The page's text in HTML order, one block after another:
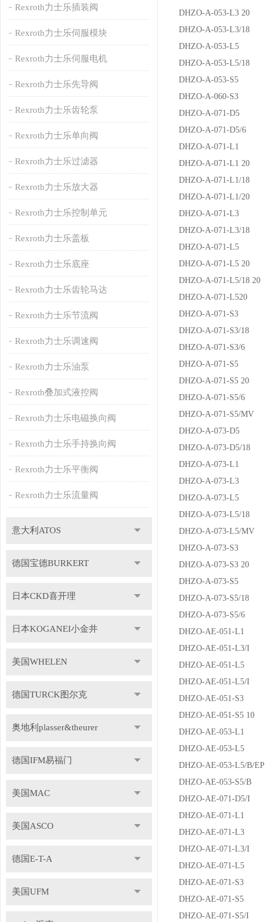
Rexroth力士乐插装阀
Rexroth力士乐伺服模块
Rexroth力士乐伺服电机
Rexroth力士乐先导阀
Rexroth力士乐齿轮泵
Rexroth力士乐单向阀
Rexroth力士乐过滤器
Rexroth力士乐放大器
Rexroth力士乐控制单元
Rexroth力士乐盖板
Rexroth力士乐底座
Rexroth力士乐齿轮马达
Rexroth力士乐节流阀
Rexroth力士乐调速阀
Rexroth力士乐油泵
Rexroth叠加式液控阀
Rexroth力士乐电磁换向阀
Rexroth力士乐手持换向阀
Rexroth力士乐平衡阀
Rexroth力士乐流量阀
意大利ATOS
德国宝德BURKERT
日本CKD喜开理
日本KOGANEI小金井
美国WHELEN
德国TURCK图尔克
奥地利plasser&theurer
德国IFM易福门
美国MAC
美国ASCO
德国E-T-A
美国UFM
DHZO-A-053-L3 20
DHZO-A-053-L3/18
DHZO-A-053-L5
DHZO-A-053-L5/18
DHZO-A-053-S5
DHZO-A-060-S3
DHZO-A-071-D5
DHZO-A-071-D5/6
DHZO-A-071-L1
DHZO-A-071-L1 20
DHZO-A-071-L1/18
DHZO-A-071-L1/20
DHZO-A-071-L3
DHZO-A-071-L3/18
DHZO-A-071-L5
DHZO-A-071-L5 20
DHZO-A-071-L5/18 20
DHZO-A-071-L520
DHZO-A-071-S3
DHZO-A-071-S3/18
DHZO-A-071-S3/6
DHZO-A-071-S5
DHZO-A-071-S5 20
DHZO-A-071-S5/6
DHZO-A-071-S5/MV
DHZO-A-073-D5
DHZO-A-073-D5/18
DHZO-A-073-L1
DHZO-A-073-L3
DHZO-A-073-L5
DHZO-A-073-L5/18
DHZO-A-073-L5/MV
DHZO-A-073-S3
DHZO-A-073-S3 20
DHZO-A-073-S5
DHZO-A-073-S5/18
DHZO-A-073-S5/6
DHZO-AE-051-L1
DHZO-AE-051-L3/I
DHZO-AE-051-L5
DHZO-AE-051-L5/I
DHZO-AE-051-S3
DHZO-AE-051-S5 10
DHZO-AE-053-L1
DHZO-AE-053-L5
DHZO-AE-053-L5/B/EP
DHZO-AE-053-S5/B
DHZO-AE-071-D5/I
DHZO-AE-071-L1
DHZO-AE-071-L3
DHZO-AE-071-L3/I
DHZO-AE-071-L5
DHZO-AE-071-S3
DHZO-AE-071-S5
DHZO-AE-071-S5/I